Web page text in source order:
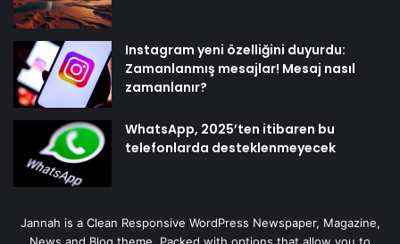
Instagram yeni özelliğini duyurdu:
Zamanlanmış mesajlar! Mesaj nasıl
zamanlanır?
WhatsApp, 2025’ten itibaren bu
telefonlarda desteklenmeyecek
Jannah is a Clean Responsive WordPress Newspaper, Magazine,